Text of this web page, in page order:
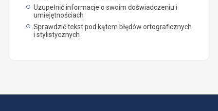
Uzupełnić informacje o swoim doświadczeniu i
umiejętnościach
Sprawdzić tekst pod kątem błędów ortograficznych
i stylistycznych